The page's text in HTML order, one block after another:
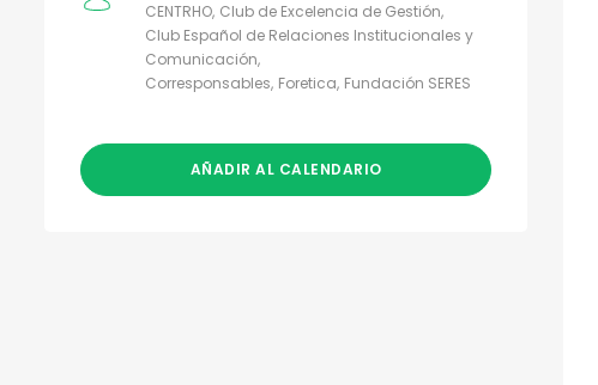
CENTRHO Club de Excelencia de Gestión
Club Español de Relaciones Institucionales y
Comunicación
Corresponsables Foretica Fundación SERES
AÑADIR AL CALENDARIO